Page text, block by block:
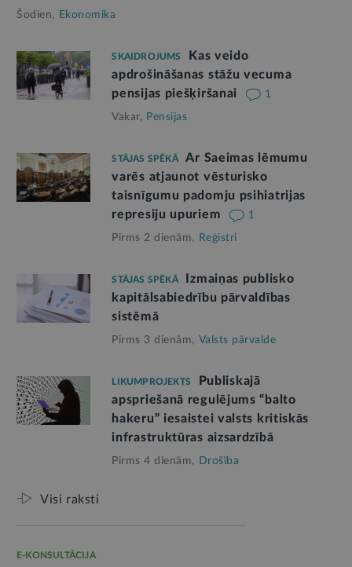
Šodien, Ekonomika
SKAIDROJUMS
Kas veido
apdrošināšanas stāžu vecuma
pensijas piešķiršanai
1
Vakar, Pensijas
STĀJAS SPĒKĀ
Ar Saeimas lēmumu
varēs atjaunot vēsturisko
taisnīgumu padomju psihiatrijas
represiju upuriem
1
Pirms 2 dienām, Reģistri
STĀJAS SPĒKĀ
Izmaiņas publisko
kapitālsabiedrību pārvaldības
sistēmā
Pirms 3 dienām, Valsts pārvalde
LIKUMPROJEKTS
Publiskajā
apspriešanā regulējums “balto
hakeru” iesaistei valsts kritiskās
infrastruktūras aizsardzībā
Pirms 4 dienām, Drošība
Visi raksti
E-KONSULTĀCIJA